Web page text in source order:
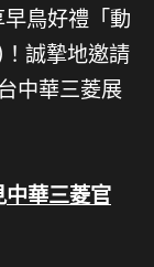
鳥好禮「動
誠摯地邀請
中華三菱展
中華三菱官